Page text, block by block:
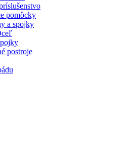
pomôcky
a spojky
postroje